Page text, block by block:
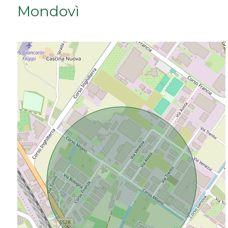
Mondovì
Da € 50.000 a € 100.000
Da € 100.000 a € 200.000
Da € 200.000 a € 400.000
Da € 400.000 a € 600.000
Da € 600.000 a € 800.000
Da € 800.000 a € 1.000.000
Da € 1.000.000 a € 2.000.000
Da € 2.000.000 a € 5.000.000